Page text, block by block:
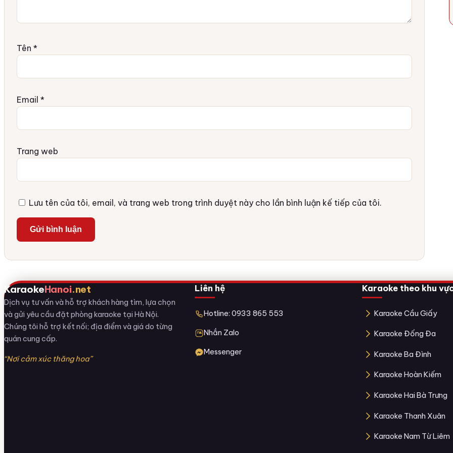
Tên *
Email *
Trang web
Lưu tên của tôi, email, và trang web trong trình duyệt này cho lần bình luận kế tiếp của tôi.
KaraokeHanoi.net
Dịch vụ tư vấn và hỗ trợ khách hàng tìm, lựa chọn
và gửi yêu cầu đặt phòng karaoke tại Hà Nội.
Chúng tôi hỗ trợ kết nối; địa điểm và giá do từng
quán cung cấp.
“Nơi cảm xúc thăng hoa”
Liên hệ
Hotline: 0933 865 553
Nhắn Zalo
Messenger
Karaoke theo khu
Karaoke Cầu Giấy
Karaoke Đống Đa
Karaoke Ba Đình
Karaoke Hoàn Kiếm
Karaoke Hai Bà Trưng
Karaoke Thanh Xuân
Karaoke Nam Từ Liêm